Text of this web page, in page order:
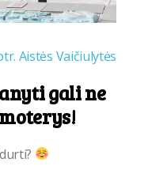
Aistės Vaičiulytės
gali ne